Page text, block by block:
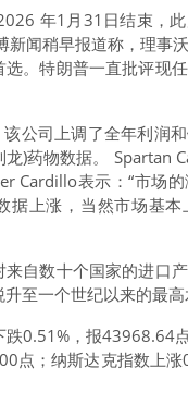
年1月31日结束，
新闻稍早报道称，理事
。特朗普一直批评现
公司上调了全年利润
)药物数据。 Spartan
Cardillo表示：“市场
据上涨，当然市场基
自数十个国家的进口
至一个世纪以来的最高
跌0.51%，报43968.64
点；纳斯达克指数上